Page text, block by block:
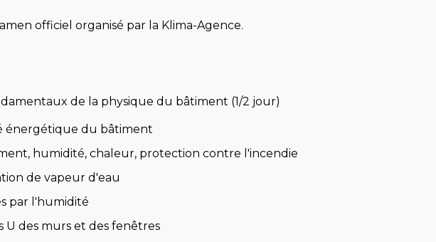
officiel organisé par la Klima-Agence.
de la physique du bâtiment (1/2 jour)
énergétique du bâtiment
humidité, chaleur, protection contre l'incendie
de vapeur d'eau
par l'humidité
U des murs et des fenêtres